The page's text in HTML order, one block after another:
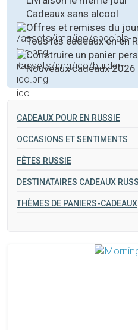
Cadeaux sans alcool
Offres et remises du
Tous les cadeaux en en
Construire un panier
Nouveaux cadeaux 2026
CADEAUX POUR EN RUSSIE
OCCASIONS ET SENTIMENTS
FÊTES RUSSIE
DESTINATAIRES CADEAUX
THÈMES DE PANIERS-CADEAUX